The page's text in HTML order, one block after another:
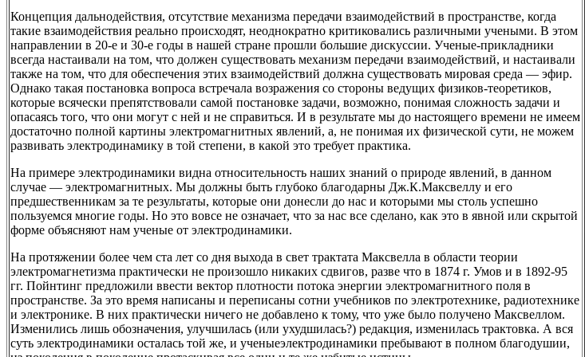
Концепция дальнодействия, отсутствие механизма передачи взаимодействий в пространстве, когда
такие взаимодействия реально происходят, неоднократно критиковались различными учеными. В этом
направлении в 20-е и 30-е годы в нашей стране прошли большие дискуссии. Ученые-прикладники
всегда настаивали на том, что должен существовать механизм передачи взаимодействий, и настаивали
также на том, что для обеспечения этих взаимодействий должна существовать мировая среда — эфир.
Однако такая постановка вопроса встречала возражения со стороны ведущих физиков-теоретиков,
которые всячески препятствовали самой постановке задачи, возможно, понимая сложность задачи и
опасаясь того, что они могут с ней и не справиться. И в результате мы до настоящего времени не имеем
достаточно полной картины электромагнитных явлений, а, не понимая их физической сути, не можем
развивать электродинамику в той степени, в какой это требует практика.
На примере электродинамики видна относительность наших знаний о природе явлений, в данном
случае — электромагнитных. Мы должны быть глубоко благодарны Дж.К.Максвеллу и его
предшественникам за те результаты, которые они донесли до нас и которыми мы столь успешно
пользуемся многие годы. Но это вовсе не означает, что за нас все сделано, как это в явной или скрытой
форме объясняют нам ученые от электродинамики.
На протяжении более чем ста лет со дня выхода в свет трактата Максвелла в области теории
электромагнетизма практически не произошло никаких сдвигов, разве что в 1874 г. Умов и в 1892-95
гг. Пойнтинг предложили ввести вектор плотности потока энергии электромагнитного поля в
пространстве. За это время написаны и переписаны сотни учебников по электротехнике, радиотехнике
и электронике. В них практически ничего не добавлено к тому, что уже было получено Максвеллом.
Изменились лишь обозначения, улучшилась (или ухудшилась?) редакция, изменилась трактовка. А вся
суть электродинамики осталась той же, и ученыеэлектродинамики пребывают в полном благодушии,